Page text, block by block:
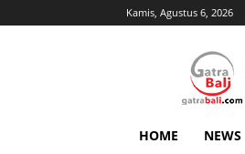
Kamis, Agustus 6, 2026
HOME NEWS